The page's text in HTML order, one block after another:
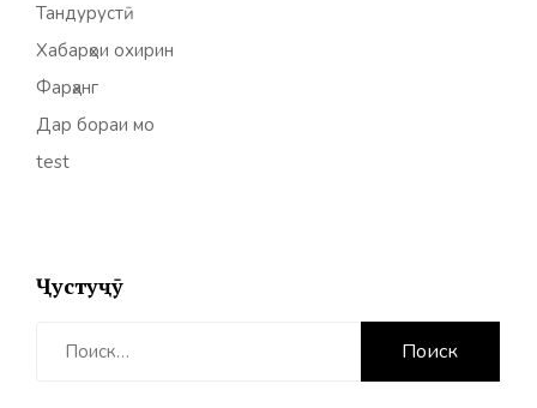
Тандурустӣ
Хабарҳои охирин
Фарҳанг
Дар бораи мо
test
Ҷустуҷӯ